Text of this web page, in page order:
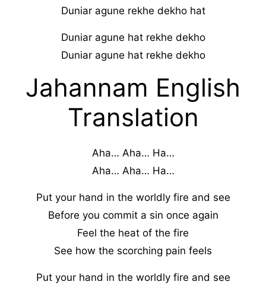
Duniar agune rekhe dekho hat
Duniar agune hat rekhe dekho
Duniar agune hat rekhe dekho
Jahannam English
Translation
Aha… Aha… Ha…
Aha… Aha… Ha…
Put your hand in the worldly fire and see
Before you commit a sin once again
Feel the heat of the fire
See how the scorching pain feels
Put your hand in the worldly fire and see